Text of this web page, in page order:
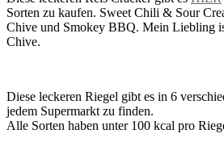
Sorten zu kaufen. Sweet Chili & Sour
Chive und Smokey BBQ. Mein Liebling
Chive.
Diese leckeren Riegel gibt es in 6
jedem Supermarkt zu finden.
Alle Sorten haben unter 100 kcal pro